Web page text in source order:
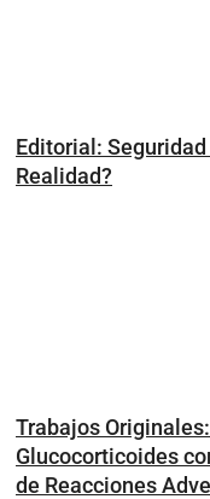
Editorial:
Realidad?
Trabajos
Glucocorticoides
de Reacciones